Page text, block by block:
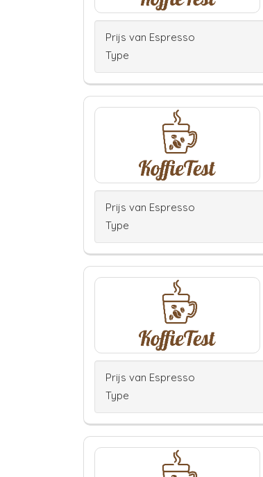
Prijs van Espresso
Type
Prijs van Espresso
Type
Prijs van Espresso
Type